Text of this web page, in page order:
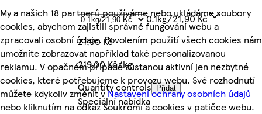
My a našich 18 partnerů používáme nebo ukládáme soubory
cookies, abychom zajistili správné fungování webu a
zpracovali osobní údaje. Povolením použití všech cookies nám
umožníte zobrazovat například také personalizovanou
reklamu. V opačném případě zůstanou aktivní jen nezbytné
cookies, které potřebujeme k provozu webu. Své rozhodnutí
můžete kdykoliv změnit vNastavení ochrany osobních údajů
nebo kliknutím na odkaz Soukromí a cookies v patičce webu.
0.1kg/21,90 Kč
21,90 Kč
219,00 Kč/kg
Quantity controls
Přidat
Speciální nabídka